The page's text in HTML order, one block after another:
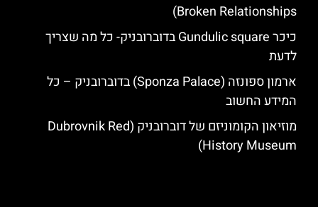
Broken Relationships)
כיכר Gundulic square בדוברובניק- כל מה שצריך
לדעת
ארמון ספונזה (Sponza Palace) בדוברובניק – כל
המידע החשוב
מוזיאון הקומוניזם של דוברובניק (Dubrovnik Red
History Museum)